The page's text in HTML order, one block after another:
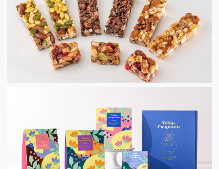
イベント出店のお知らせ「渋谷マークシ
ティジス1」
2024.08.07
イベント出店のお知らせ「京王井の頭線
渋谷 改札外イベントスペース」
イベント出店のお知らせ「ペリエ稲毛」
2024.08.07
イベント出店のお知らせ「調布PARCO」